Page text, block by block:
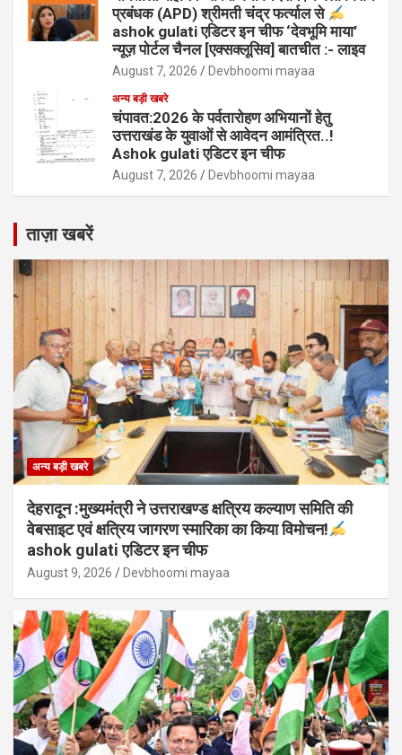
प्रबंधक (APD) श्रीमती चंद्र फर्त्याल से
ashok gulati एडिटर इन चीफ ‘देवभूमि माया’
न्यूज़ पोर्टल चैनल [एक्सक्लूसिव] बातचीत :- लाइव
August 7, 2026 Devbhoomi mayaa
अन्य बड़ी खबरे
चंपावत:2026 के पर्वतारोहण अभियानों हेतु
उत्तराखंड के युवाओं से आवेदन आमंत्रित..!
Ashok gulati एडिटर इन चीफ
August 7, 2026 Devbhoomi mayaa
ताज़ा खबरें
अन्य बड़ी खबरे
देहरादून :मुख्यमंत्री ने उत्तराखण्ड क्षत्रिय कल्याण समिति की
वेबसाइट एवं क्षत्रिय जागरण स्मारिका का किया विमोचन!
ashok gulati एडिटर इन चीफ
August 9, 2026 Devbhoomi mayaa